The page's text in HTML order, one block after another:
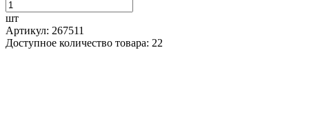
шт
Артикул: 267511
Доступное количество товара: 22